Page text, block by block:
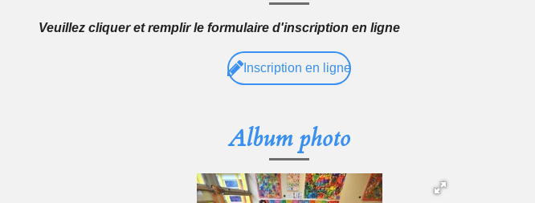
Veuillez cliquer et remplir le formulaire d'inscription en ligne
Inscription en ligne
Album photo